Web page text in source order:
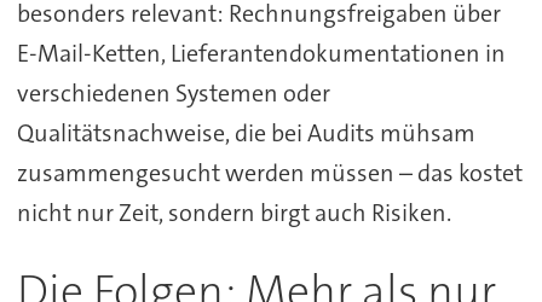
besonders relevant: Rechnungsfreigaben über
E-Mail-Ketten, Lieferantendokumentationen in
verschiedenen Systemen oder
Qualitätsnachweise, die bei Audits mühsam
zusammengesucht werden müssen – das kostet
nicht nur Zeit, sondern birgt auch Risiken.